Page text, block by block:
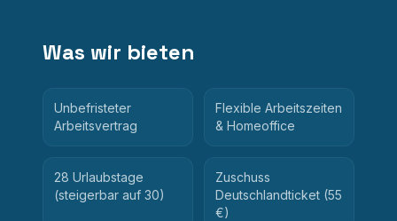
Was wir bieten
Unbefristeter
Arbeitsvertrag
Flexible Arbeitszeiten
& Homeoffice
28 Urlaubstage
(steigerbar auf 30)
Zuschuss
Deutschlandticket (55
€)